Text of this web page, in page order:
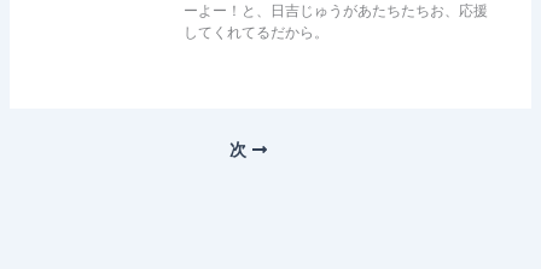
ーよー！と、日吉じゅうがあたちたちお、応援
してくれてるだから。
次